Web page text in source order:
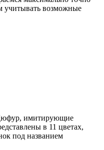
учитывать возможные
имитирующие
в 11 цветах,
под названием